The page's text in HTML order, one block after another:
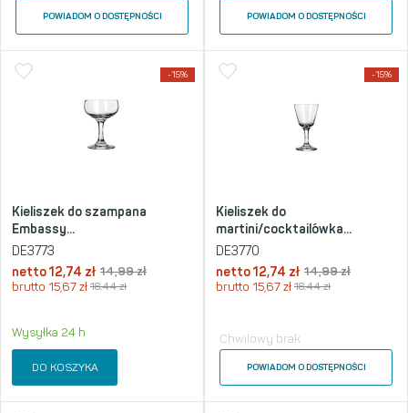
POWIADOM O DOSTĘPNOŚCI POWIADOM O DOSTĘPNOŚCI
-15%
Kieliszek do szampana
Embassy...
DE3773
netto12,74 zł 14,99zł
brutto 15,67 zł 18,44zł
Wysyłka 24 h
DO KOSZYKA
-15%
Kieliszek do
martini/cocktailówka...
DE3770
netto12,74 zł 14,99zł
brutto 15,67 zł 18,44zł
Chwilowy brak
POWIADOM O DOSTĘPNOŚCI